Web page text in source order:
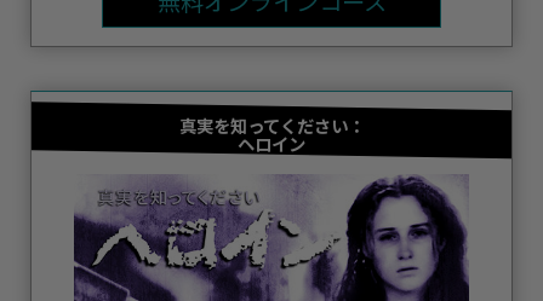
真実を知ってください：
ヘロイン